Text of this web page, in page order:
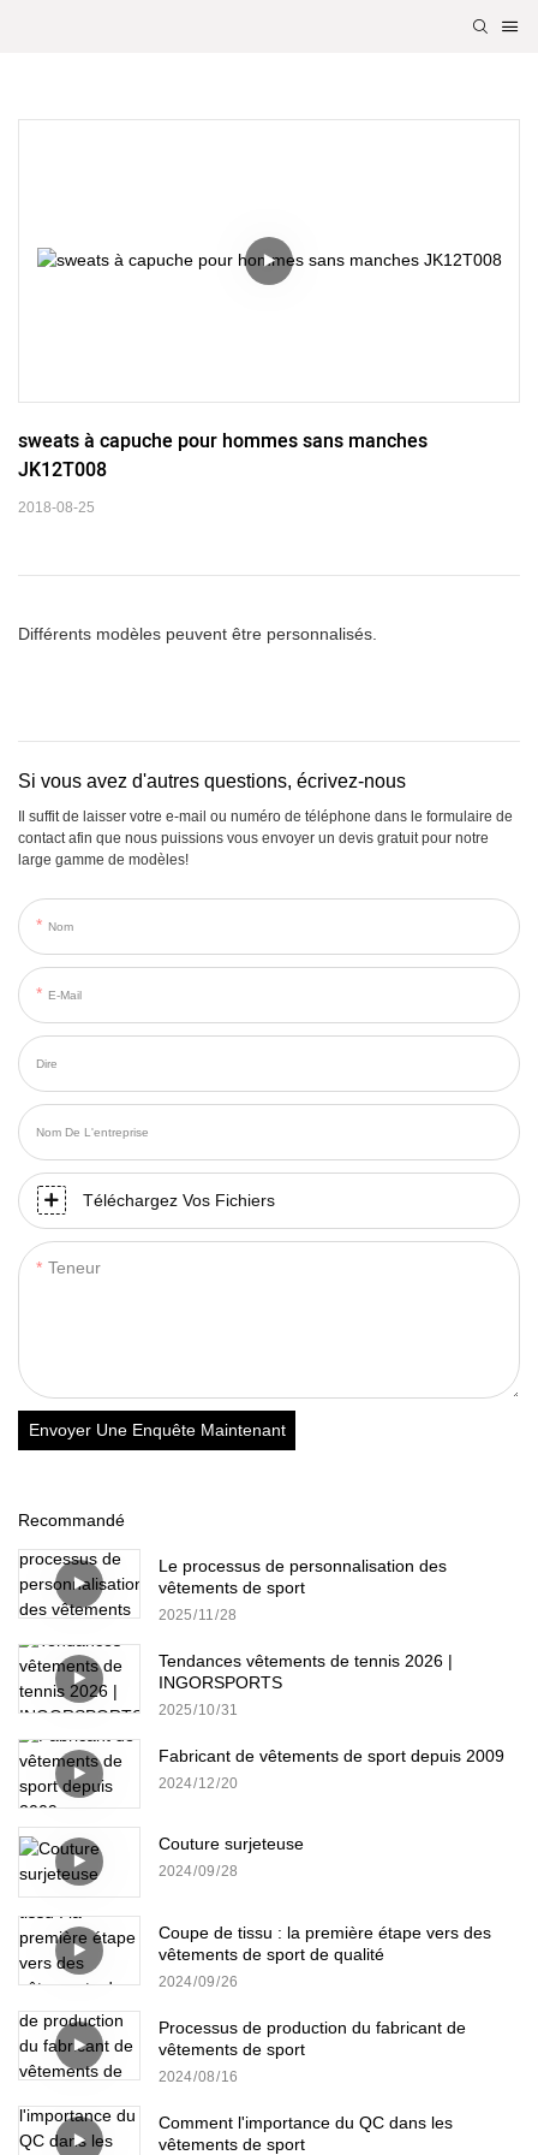
sweats à capuche pour hommes sans manches
JK12T008
2018-08-25
Différents modèles peuvent être personnalisés.
Si vous avez d'autres questions, écrivez-nous
Il suffit de laisser votre e-mail ou numéro de téléphone dans le formulaire de
contact afin que nous puissions vous envoyer un devis gratuit pour notre
large gamme de modèles!
Nom
E-Mail
Dire
Nom De L'entreprise
Téléchargez Vos Fichiers
Teneur
Envoyer Une Enquête Maintenant
Recommandé
Le processus de personnalisation des
vêtements de sport
2025 11 28
Tendances vêtements de tennis 2026 |
INGORSPORTS
2025 10 31
Fabricant de vêtements de sport depuis 2009
2024 12 20
Couture surjeteuse
2024 09 28
Coupe de tissu : la première étape vers des
vêtements de sport de qualité
2024 09 26
Processus de production du fabricant de
vêtements de sport
2024 08 16
Comment l'importance du QC dans les
vêtements de sport